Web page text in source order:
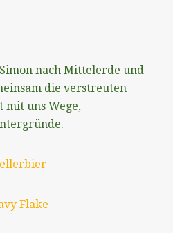
nach Mittelerde und
die verstreuten
mit uns Wege,
Flake